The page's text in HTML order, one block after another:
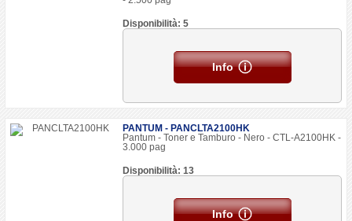
Disponibilità: 5
Info
PANTUM - PANCLTA2100HK
Pantum - Toner e Tamburo - Nero - CTL-A2100HK -
3.000 pag
Disponibilità: 13
Info